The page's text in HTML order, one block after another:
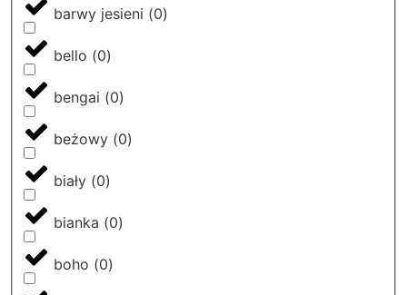
barwy jesieni (0)
bello (0)
bengai (0)
beżowy (0)
biały (0)
bianka (0)
boho (0)